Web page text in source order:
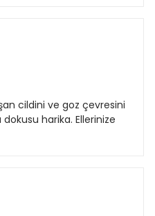
cildini ve goz çevresini
harika. Ellerinize